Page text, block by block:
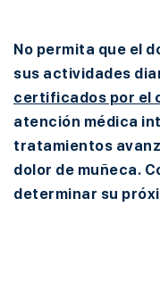
No permita que el
sus actividades
certificados por el
atención médica
tratamientos
dolor de muñeca.
determinar su